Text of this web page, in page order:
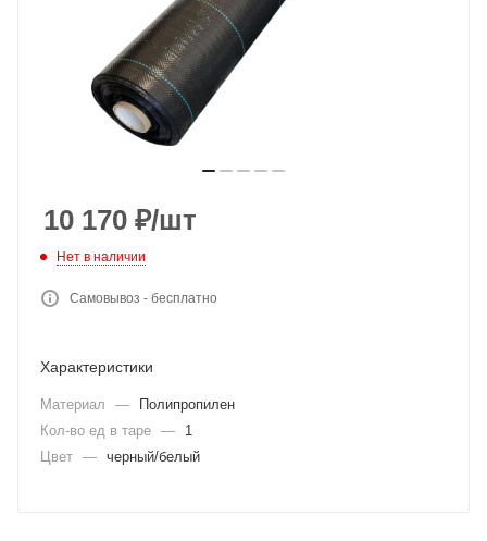
10 170 ₽/шт
Нет в наличии
Самовывоз - бесплатно
Характеристики
Материал —
Полипропилен
Кол-во ед в таре —
1
Цвет — черный/белый